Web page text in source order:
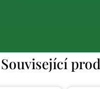
Související